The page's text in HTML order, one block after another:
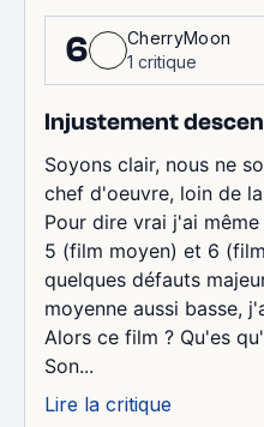
6
CherryMoon
1 critique
Injustement
Soyons clair, nous ne
chef d'oeuvre, loin de
Pour dire vrai j'ai
5 (film moyen) et 6
quelques défauts
moyenne aussi basse,
Alors ce film ? Qu'es
Son...
Lire la critique